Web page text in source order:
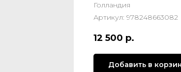
Голландия
Артикул: 978248663082
12 500 р.
Добавить в